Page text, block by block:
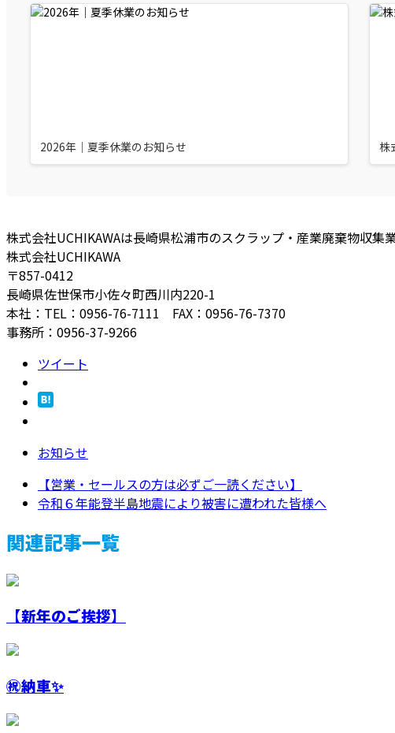
2026年｜夏季休業のお知らせ 株
株式会社UCHIKAWAは長崎県松浦市のスクラップ・産業廃棄物収集
株式会社UCHIKAWA
〒857-0412
長崎県佐世保市小佐々町西川内220-1
本社：TEL：0956-76-7111 FAX：0956-76-7370
事務所：0956-37-9266
ツイート
お知らせ
【営業・セールスの方は必ずご一読ください】
令和６年能登半島地震により被害に遭われた皆様へ
関連記事一覧
【新年のご挨拶】
㊗️納車✨